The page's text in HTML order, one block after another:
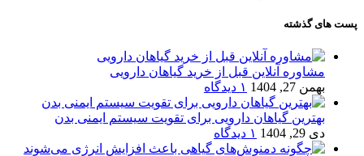
پست های گذشته
مشاوره آنلاین قبل از خرید گیاهان دارویی
بهمن 27, 1404
۱ دیدگاه
بهترین گیاهان دارویی برای تقویت سیستم ایمنی بدن
دی 29, 1404
۱ دیدگاه